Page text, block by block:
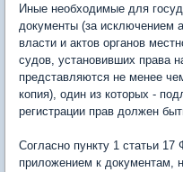
Иные необходимые для
документы (за исключением
власти и актов органов
судов, установивших права
представляются не менее
копия), один из которых -
регистрации прав должен
Согласно пункту 1 статьи 17
приложением к документам,